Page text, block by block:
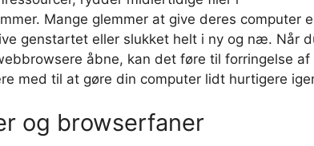
Mange glemmer at give deres computer
genstartet eller slukket helt i ny og næ. Når
åbne, kan det føre til forringelse af
med til at gøre din computer lidt hurtigere
og browserfaner